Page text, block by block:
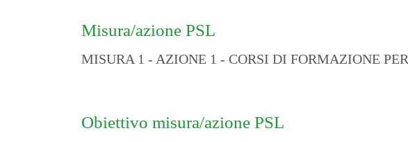
Misura/azione PSL
MISURA 1 - AZIONE 1 - CORSI DI FORMAZIONE
Obiettivo misura/azione PSL